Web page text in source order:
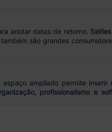
anotar datas de retorno.
também são grandes
espaço ampliado permite inserir
profissionalismo e